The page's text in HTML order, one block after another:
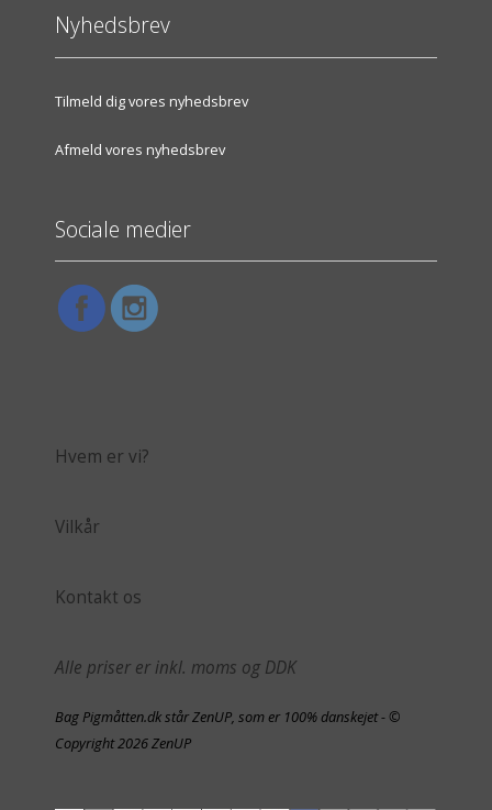
Nyhedsbrev
Tilmeld dig vores nyhedsbrev
Afmeld vores nyhedsbrev
Sociale medier
Hvem er vi?
Vilkår
Kontakt os
Alle priser er inkl. moms og DDK
Bag Pigmåtten.dk står ZenUP, som er 100% danskejet - ©
Copyright 2026 ZenUP